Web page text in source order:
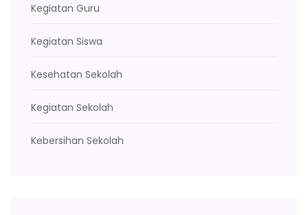
Kegiatan Guru
Kegiatan Siswa
Kesehatan Sekolah
Kegiatan Sekolah
Kebersihan Sekolah